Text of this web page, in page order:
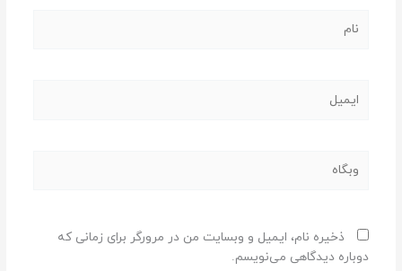
ذخیره نام، ایمیل و وبسایت من در مرورگر برای زمانی که
دوباره دیدگاهی می‌نویسم.